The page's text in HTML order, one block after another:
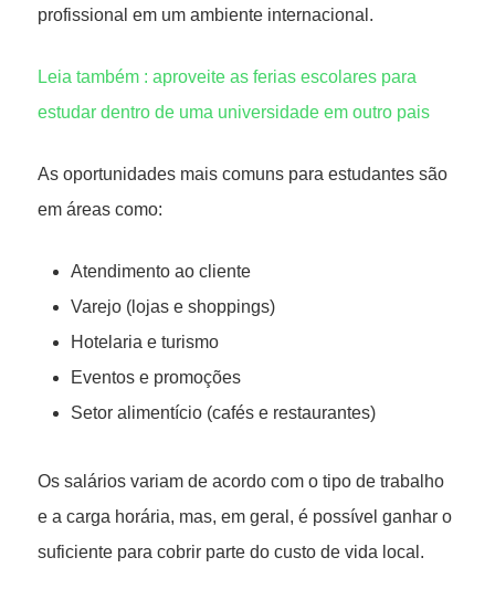
profissional em um ambiente internacional.
Leia também : aproveite as ferias escolares para
estudar dentro de uma universidade em outro pais
As oportunidades mais comuns para estudantes são
em áreas como:
Atendimento ao cliente
Varejo (lojas e shoppings)
Hotelaria e turismo
Eventos e promoções
Setor alimentício (cafés e restaurantes)
Os salários variam de acordo com o tipo de trabalho
e a carga horária, mas, em geral, é possível ganhar o
suficiente para cobrir parte do custo de vida local.